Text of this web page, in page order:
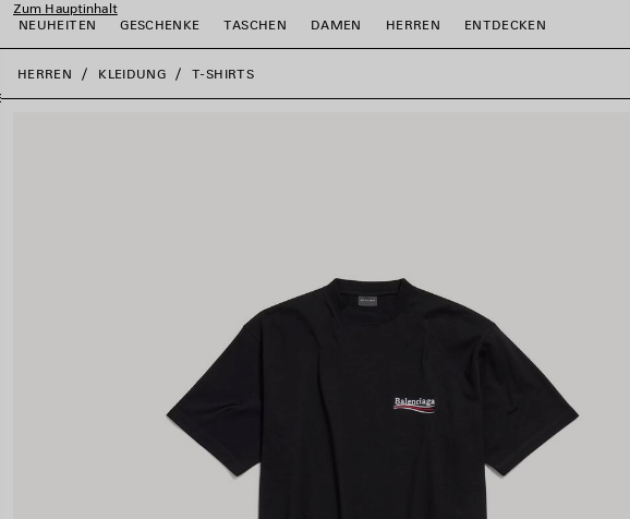
Zum Hauptinhalt
NEUHEITEN
GESCHENKE TASCHEN DAMEN HERREN ENTDECKEN
close the banner
HERREN KLEIDUNG T-SHIRTS